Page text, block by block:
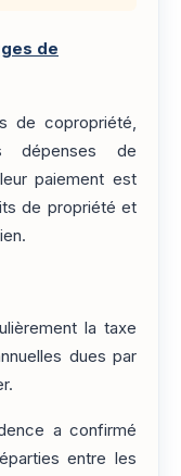
de
de copropriété,
dépenses de
paiement est
de propriété et
la taxe
dues par
a confirmé
entre les